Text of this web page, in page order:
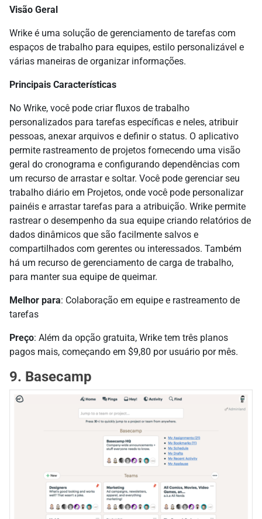
Visão Geral
Wrike é uma solução de gerenciamento de tarefas com
espaços de trabalho para equipes, estilo personalizável e
várias maneiras de organizar informações.
Principais Características
No Wrike, você pode criar fluxos de trabalho
personalizados para tarefas específicas e neles, atribuir
pessoas, anexar arquivos e definir o status. O aplicativo
permite rastreamento de projetos fornecendo uma visão
geral do cronograma e configurando dependências com
um recurso de arrastar e soltar. Você pode gerenciar seu
trabalho diário em Projetos, onde você pode personalizar
painéis e arrastar tarefas para a atribuição. Wrike permite
rastrear o desempenho da sua equipe criando relatórios de
dados dinâmicos que são facilmente salvos e
compartilhados com gerentes ou interessados. Também
há um recurso de gerenciamento de carga de trabalho,
para manter sua equipe de queimar.
Melhor para: Colaboração em equipe e rastreamento de
tarefas
Preço: Além da opção gratuita, Wrike tem três planos
pagos mais, começando em $9,80 por usuário por mês.
9. Basecamp